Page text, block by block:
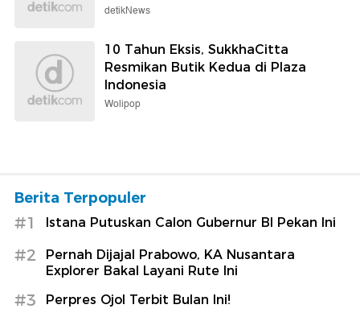
detikNews
10 Tahun Eksis, SukkhaCitta
Resmikan Butik Kedua di Plaza
Indonesia
Wolipop
Berita Terpopuler
#1 Istana Putuskan Calon Gubernur BI Pekan Ini
#2
Pernah Dijajal Prabowo, KA Nusantara
Explorer Bakal Layani Rute Ini
#3 Perpres Ojol Terbit Bulan Ini!